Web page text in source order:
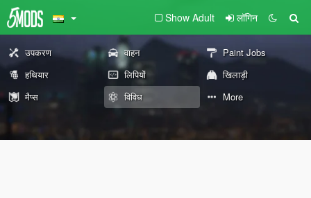
Show Adult लॉगिन
उपकरण वाहन
Paint Jobs
हथियार
लिपियों
खिलाड़ी
मैप्स
विविध More